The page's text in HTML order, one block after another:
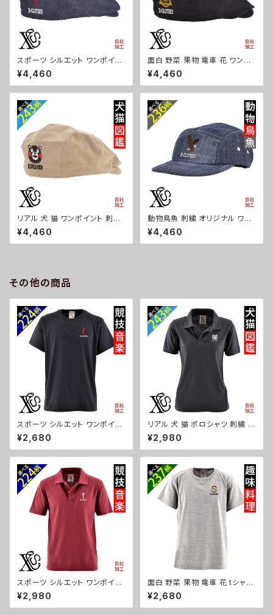
スポーツ シルエット ワンポイン
ト 刺繍 帽子 コットン ハンチン
グ メンズ レディース インナーメ
ッシュ 雑貨 グッズ 自社ブランド
バスケ テニス 誕生日 クリスマ
ス ori-a-cap68-b08-s
¥4,460
面白 野菜 果物 電車 花 ワンポ
イント 刺繍 帽子 コットン ハン
チング メンズ レディース インナ
ーメッシュ 雑貨 グッズ 自社ブラ
8-b09-s
¥4,460
リアル 犬 猫 ワンポイント 刺繍
帽子 コットン ハンチング メンズ
レディース インナーメッシュ 雑
貨 グッズ 自社ブランド 柄 柴犬
cap68-b10-s
¥4,460
動物鳥魚 刺繍 オリジナル ワン
ポイント デニム ジェットキャップ
ウォッシュ加工 帽子 メンズ レデ
ィース ピグメント 雑貨 グッズ 自
¥4,460
その他の商品
スポーツ シルエット ワンポイン
ト 刺繍 プレゼント 5.6oz オリ
ジナル 半袖 Tシャツ メンズ ロ
ゴ おしゃれ tシャツ 無地 カット
紺 自社ブランド 父の日 お祭り
トップス グッズ 文字 面白い お
もしろ 卒団 記念品 部活 卒業 o
ri-am-tst2-b08-s
¥2,680
リアル 犬 猫 ポロシャツ 刺繍 プ
レゼント 半袖 レディース オリジ
ナル 無地 ワンポイント ロゴ お
しゃれ ゴルフ 吸汗速乾 黒 紺 母
ズー シュナウザー パグ フレンチ
ブルドッグ X-CLOTHES 猫図
鑑 犬図鑑 ori-aw-poh2-b10
-s
¥2,980
スポーツ シルエット ワンポイン
ト 刺繍 半袖 ポロシャツ メンズ
オリジナル 無地 ロゴ おしゃれ
ゴルフ 吸汗速乾 赤 レッド ワイ
¥2,980
面白 野菜 果物 電車 花 tシャツ
リアル 刺繍 プレゼント 5.6oz
オリジナル 半袖 Tシャツ メンズ
ワンポイント ロゴ おしゃれ 無
¥2,680